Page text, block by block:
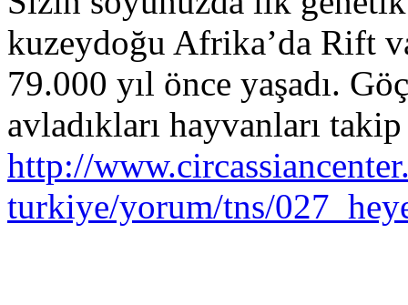
kuzeydoğu Afrika’da Rift
79.000 yıl önce yaşadı.
avladıkları
http://
turkiye/yorum/tns/